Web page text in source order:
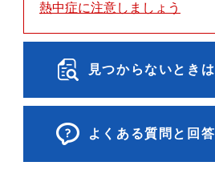
熱中症に注意しましょう
見つからないときは
よくある質問と回答